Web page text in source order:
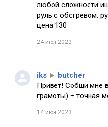
любой сложности
руль с обогревом.
цена 130
24 июл 2023
iks ► butcher
Привет! Собши мне
грамоты) + точная
14 июн 2023